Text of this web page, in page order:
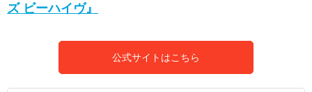
ズ ビーハイヴ』
公式サイトはこちら